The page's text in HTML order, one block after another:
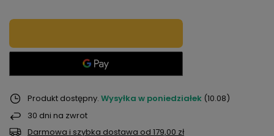
Produkt dostępny Wysyłka w poniedziałek (10.08)
30 dni na zwrot
Darmowa i szybka dostawa od 179,00 zł